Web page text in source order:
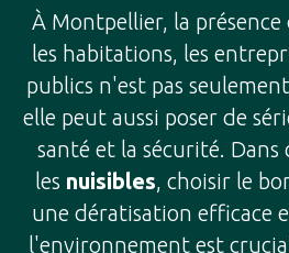
À Montpellier, la présence
les habitations, les
publics n'est pas
elle peut aussi poser de
santé et la sécurité.
les nuisibles, choisir le
une dératisation efficace
l'environnement est